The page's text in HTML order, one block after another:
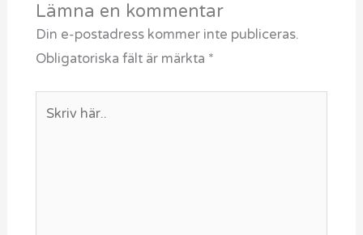
Lämna en kommentar
Din e-postadress kommer inte publiceras.
Obligatoriska fält är märkta *